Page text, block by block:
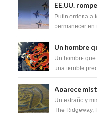
EE.UU.
prepara
"Caballero
Putin ordena a
permanecer en
Un hombre
recordó la
para febrero
Un hombre
una terrible
Aparece
Unido 23 de
Un extraño y
The Ridgeway,